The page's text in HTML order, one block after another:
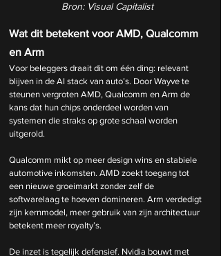
Bron: Visual Capitalist
Wat dit betekent voor AMD, Qualcomm
en Arm
Voor beleggers draait dit om één ding: relevant
blijven in de AI stack van auto’s. Door Wayve te
steunen vergroten AMD, Qualcomm en Arm de
kans dat hun chips onderdeel worden van
systemen die straks op grote schaal worden
uitgerold.
Qualcomm mikt op meer design wins en stabiele
automotive inkomsten. AMD zoekt toegang tot
een nieuwe groeimarkt zonder zelf de
softwarelaag te hoeven domineren. Arm verdedigt
zijn kernmodel, meer gebruik van zijn architectuur
betekent meer royalty’s.
De inzet is tegelijk defensief. Nvidia bouwt met